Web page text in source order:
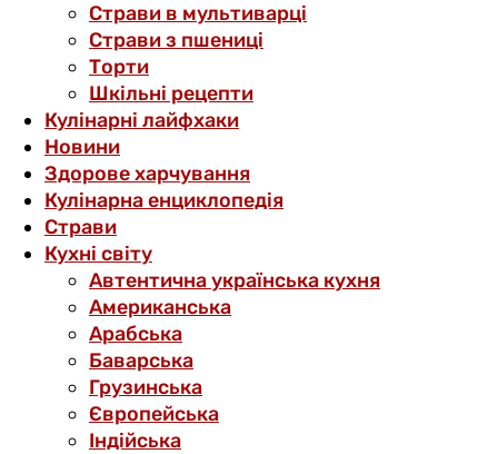
Страви в мультиварці
Страви з пшениці
Торти
Шкільні рецепти
Кулінарні лайфхаки
Новини
Здорове харчування
Кулінарна енциклопедія
Страви
Кухні світу
Автентична українська кухня
Американська
Арабська
Баварська
Грузинська
Європейська
Індійська